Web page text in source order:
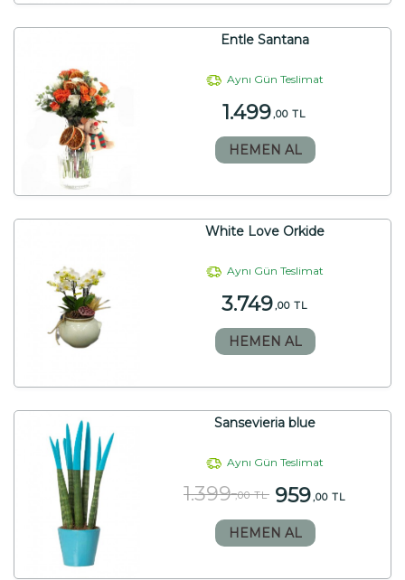
Entle Santana
Aynı Gün Teslimat
1.499,00 TL
HEMEN AL
White Love Orkide
Aynı Gün Teslimat
3.749,00 TL
HEMEN AL
Sansevieria blue
Aynı Gün Teslimat
1.399 ,00 TL 959,00 TL
HEMEN AL